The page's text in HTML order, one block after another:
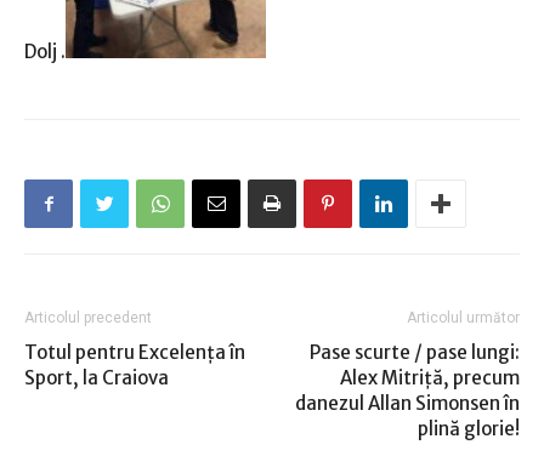
Dolj .
Articolul precedent
Totul pentru Excelenţa în
Sport, la Craiova
Articolul următor
Pase scurte / pase lungi:
Alex Mitriţă, precum
danezul Allan Simonsen în
plină glorie!